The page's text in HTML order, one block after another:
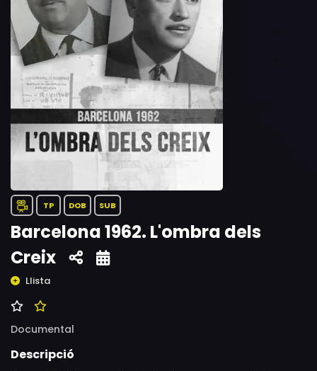
TP DOB SUB
Barcelona 1962. L'ombra dels
Creix
Llista
Documental
Descripció